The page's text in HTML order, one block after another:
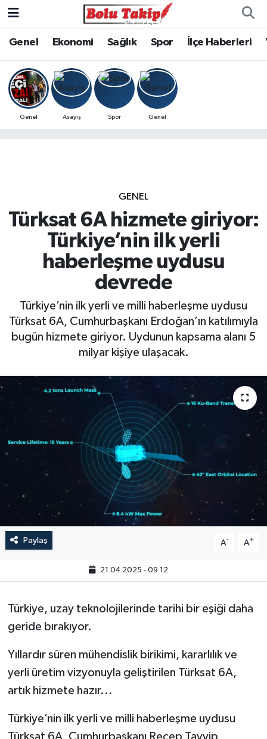
Genel Ekonomi Sağlık Spor İlçe Haberleri
Genel Asayiş Spor Genel
GENEL
Türksat 6A hizmete giriyor:
Türkiye’nin ilk yerli
haberleşme uydusu
devrede
Türkiye’nin ilk yerli ve milli haberleşme uydusu
Türksat 6A, Cumhurbaşkanı Erdoğan’ın katılımıyla
bugün hizmete giriyor. Uydunun kapsama alanı 5
milyar kişiye ulaşacak.
Paylaş A- A+
21.04.2025 - 09:12
Türkiye, uzay teknolojilerinde tarihi bir eşiği daha
geride bırakıyor.
Yıllardır süren mühendislik birikimi, kararlılık ve
yerli üretim vizyonuyla geliştirilen Türksat 6A,
artık hizmete hazır...
Türkiye’nin ilk yerli ve milli haberleşme uydusu
Türksat 6A, Cumhurbaşkanı Recep Tayyip